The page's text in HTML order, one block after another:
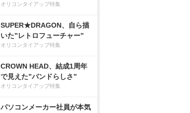
オリコンタイアップ特集
SUPER★DRAGON、自ら描
いた”レトロフューチャー”
オリコンタイアップ特集
CROWN HEAD、結成1周年
で見えた”バンドらしさ”
オリコンタイアップ特集
パソコンメーカー社員が本気